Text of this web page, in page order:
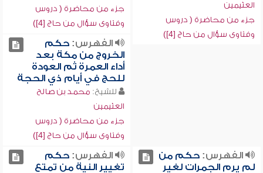
العثيمين
جزء من محاضرة ( دروس
وفتاوى سؤال من حاج [4])
جزء من محاضرة ( دروس
وفتاوى سؤال من حاج [4])
الفهرس:حكم
الخروج من مكة بعد
أداء العمرة ثم العودة
للحج في أيام ذي الحجة
للشيخ: محمد بن صالح
العثيمين
جزء من محاضرة ( دروس
وفتاوى سؤال من حاج [4])
الفهرس:حكم من
لم يرم الجمرات لغير
الفهرس:حكم
تغيير النية من تمتع